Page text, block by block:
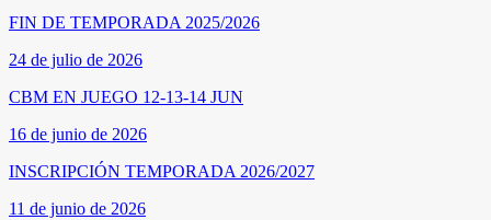
FIN DE TEMPORADA 2025/2026
24 de julio de 2026
CBM EN JUEGO 12-13-14 JUN
16 de junio de 2026
INSCRIPCIÓN TEMPORADA 2026/2027
11 de junio de 2026